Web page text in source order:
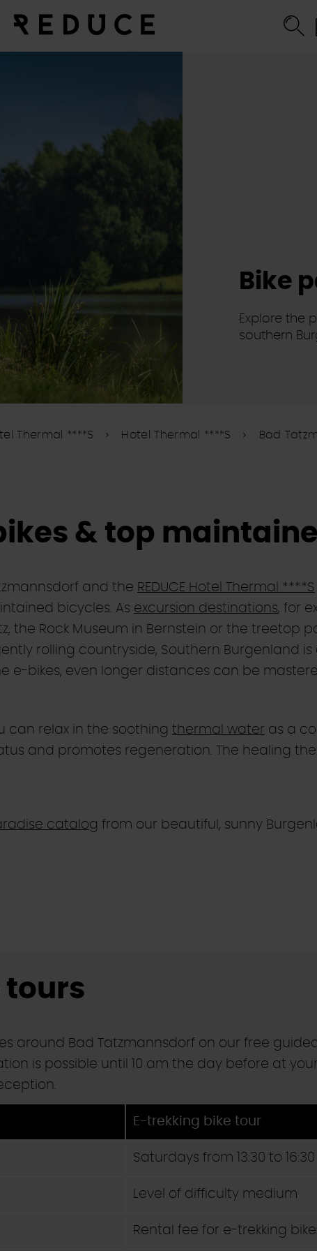
Bike
Explore the
southern
Thermal ****S Hotel Thermal ****S Bad
& top
and the REDUCE Hotel Thermal ****S
bicycles. As excursion destinations, for
the Rock Museum in Bernstein or the treetop
rolling countryside, Southern Burgenland
e-bikes, even longer distances can be
can relax in the soothing thermal water as a
and promotes regeneration. The healing
catalog from our beautiful, sunny
tours
around Bad Tatzmannsdorf on our free
is possible until 10 am the day before at
E-trekking bike tour
Saturdays from 13:30 to 16:30
Level of difficulty medium
Rental fee for e-trekking